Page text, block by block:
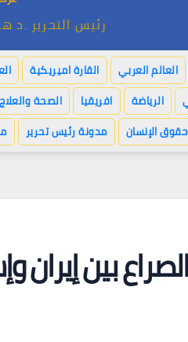
رئيس التحرير .د
العالم العربي القارة اميريكية
الرياضة افريقيا الصحة والعلاج
الإنسان مدونة رئيس تحرير
بين إيران